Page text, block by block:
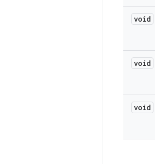
void
void
void